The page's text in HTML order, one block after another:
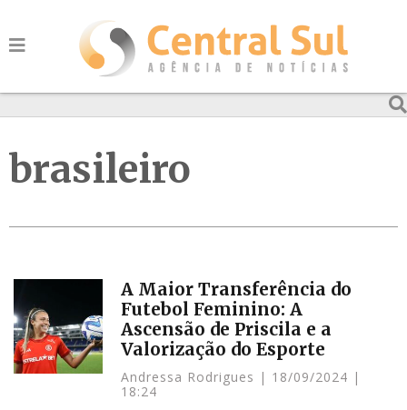
brasileiro
A Maior Transferência do
Futebol Feminino: A
Ascensão de Priscila e a
Valorização do Esporte
Andressa Rodrigues
18/09/2024
18:24